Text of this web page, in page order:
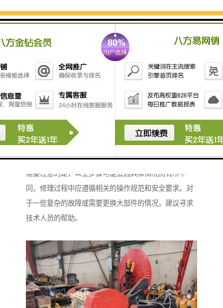
换。
4. 组装鹰嘴钳：根据拆卸时的顺序，将清洁和检修后的
零部件重新组装到鹰嘴钳上。
5. 调试和测试：完成组装后，对鹰嘴钳进行调试和测
试，确保其正常工作和运行。
整和校准，以确保其性能和精度符合要求。
其外观美观和功能完善。
8. 清洗和保养：后，对修理完成的鹰嘴钳进行清洗和保
养，以延长其使用寿命和维持其良好状态。
需要注意的是，以上步骤可能会因具体情况而有所不
同，修理过程中应遵循相关的操作规范和安全要求。对
于一些复杂的故障或需要更换大部件的情况，建议寻求
技术人员的帮助。